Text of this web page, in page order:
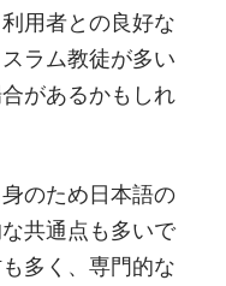
用者との良好な
ラム教徒が多い
があるかもしれ
のため日本語の
共通点も多いで
多く、専門的な